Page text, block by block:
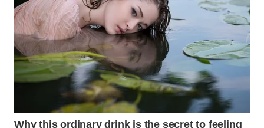
WN
PURWAKARTA
WN
PRIANGAN
WN